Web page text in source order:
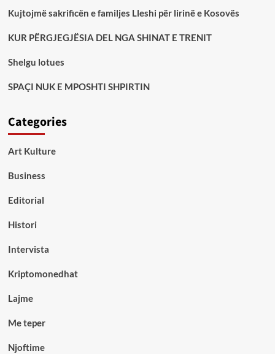
Kujtojmë sakrificën e familjes Lleshi për lirinë e Kosovës
KUR PËRGJEGJËSIA DEL NGA SHINAT E TRENIT
Shelgu lotues
SPAÇI NUK E MPOSHTI SHPIRTIN
Categories
Art Kulture
Business
Editorial
Histori
Intervista
Kriptomonedhat
Lajme
Me teper
Njoftime